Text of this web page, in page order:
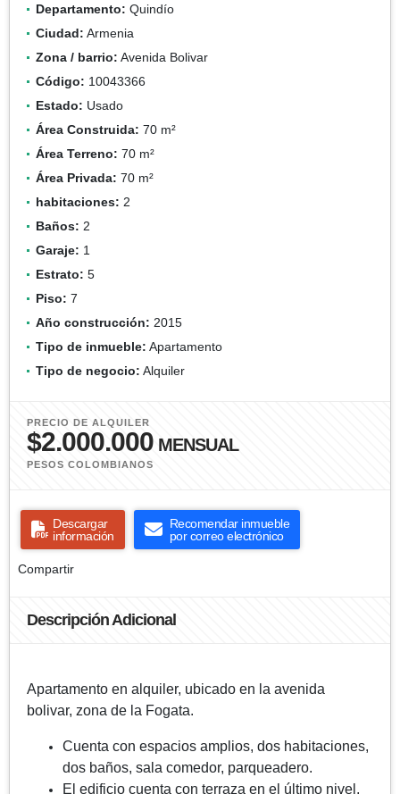
Departamento: Quindío
Ciudad: Armenia
Zona / barrio: Avenida Bolivar
Código: 10043366
Estado: Usado
Área Construida: 70 m²
Área Terreno: 70 m²
Área Privada: 70 m²
habitaciones: 2
Baños: 2
Garaje: 1
Estrato: 5
Piso: 7
Año construcción: 2015
Tipo de inmueble: Apartamento
Tipo de negocio: Alquiler
PRECIO DE ALQUILER
$2.000.000 MENSUAL
PESOS COLOMBIANOS
Descargar
información
Recomendar inmueble
por correo electrónico
Compartir
Descripción Adicional
Apartamento en alquiler, ubicado en la avenida
bolivar, zona de la Fogata.
Cuenta con espacios amplios, dos habitaciones,
dos baños, sala comedor, parqueadero.
El edificio cuenta con terraza en el último nivel,